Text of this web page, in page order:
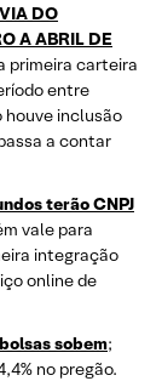
DO
A ABRIL DE
primeira carteira
entre
houve inclusão
a contar
terão CNPJ
vale para
integração
online de
sobem;
no pregão.